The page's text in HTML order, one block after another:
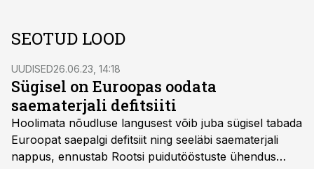
SEOTUD LOOD
UUDISED26.06.23, 14:18
Sügisel on Euroopas oodata
saematerjali defitsiiti
Hoolimata nõudluse langusest võib juba sügisel tabada
Euroopat saepalgi defitsiit ning seeläbi saematerjali
nappus, ennustab Rootsi puidutööstuste ühendus